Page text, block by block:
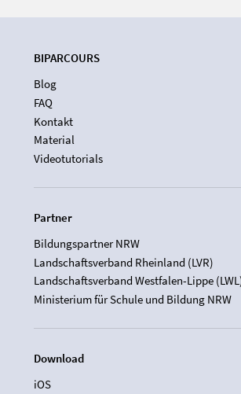
BIPARCOURS
Blog
FAQ
Kontakt
Material
Videotutorials
Partner
Bildungspartner NRW
Landschaftsverband Rheinland (LVR)
Landschaftsverband Westfalen-Lippe
Ministerium für Schule und Bildung NRW
Download
iOS